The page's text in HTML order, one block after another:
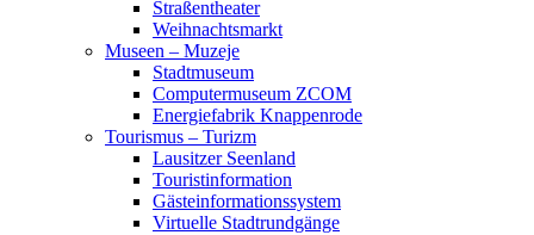
Straßentheater
Weihnachtsmarkt
Museen – Muzeje
Stadtmuseum
Computermuseum ZCOM
Energiefabrik Knappenrode
Tourismus – Turizm
Lausitzer Seenland
Touristinformation
Gästeinformationssystem
Virtuelle Stadtrundgänge